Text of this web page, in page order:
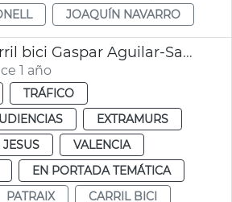
JOAQUÍN NAVARRO
Licitación carril bici Gaspar Aguilar-Sant Vicent València
1 año
TRÁFICO
EXTRAMURS
JESUS
VALENCIA
EN PORTADA TEMÁTICA
PATRAIX CARRIL BICI